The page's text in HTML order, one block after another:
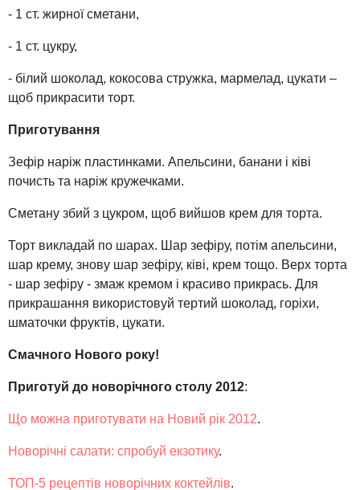
- 1 ст. жирної сметани,
- 1 ст. цукру,
- білий шоколад, кокосова стружка, мармелад, цукати –
щоб прикрасити торт.
Приготування
Зефір наріж пластинками. Апельсини, банани і ківі
почисть та наріж кружечками.
Сметану збий з цукром, щоб вийшов крем для торта.
Торт викладай по шарах. Шар зефіру, потім апельсини,
шар крему, знову шар зефіру, ківі, крем тощо. Верх торта
- шар зефіру - змаж кремом і красиво прикрась. Для
прикрашання використовуй тертий шоколад, горіхи,
шматочки фруктів, цукати.
Смачного Нового року!
Приготуй до новорічного столу 2012:
Що можна приготувати на Новий рік 2012.
Новорічні салати: спробуй екзотику.
ТОП-5 рецептів новорічних коктейлів.